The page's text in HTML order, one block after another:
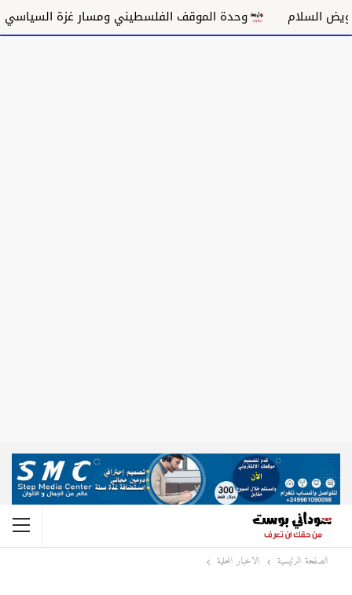
وحدة الموقف الفلسطيني ومسار غزة السياسي
الصفحة الرئيسية الاخبار المحلية